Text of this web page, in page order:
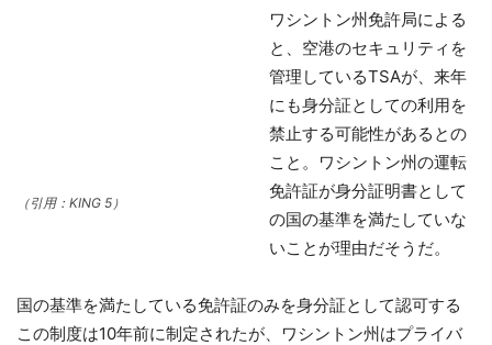
（引用：KING 5）
ワシントン州免許局による
と、空港のセキュリティを
管理しているTSAが、来年
にも身分証としての利用を
禁止する可能性があるとの
こと。ワシントン州の運転
免許証が身分証明書として
の国の基準を満たしていな
いことが理由だそうだ。
国の基準を満たしている免許証のみを身分証として認可する
この制度は10年前に制定されたが、ワシントン州はプライバ